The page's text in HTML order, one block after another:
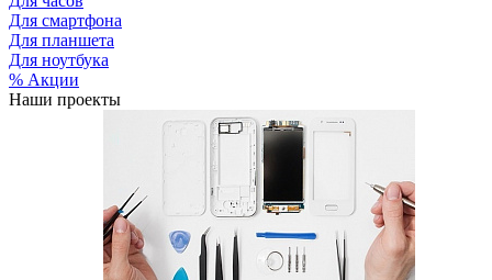
Для смартфона
Для планшета
Для ноутбука
% Акции
Наши проекты